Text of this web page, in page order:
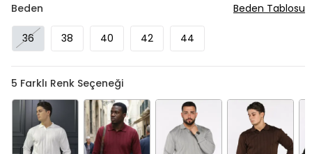
Beden
36 38 40 42 44
Beden Tablosu
5 Farklı Renk Seçeneği